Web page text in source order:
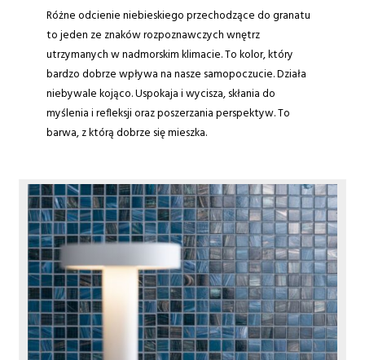
Różne odcienie niebieskiego przechodzące do granatu
to jeden ze znaków rozpoznawczych wnętrz
utrzymanych w nadmorskim klimacie. To kolor, który
bardzo dobrze wpływa na nasze samopoczucie. Działa
niebywale kojąco. Uspokaja i wycisza, skłania do
myślenia i refleksji oraz poszerzania perspektyw. To
barwa, z którą dobrze się mieszka.